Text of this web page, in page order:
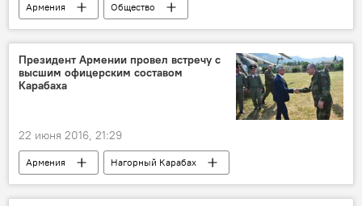
Армения Общество
Президент Армении провел встречу с
высшим офицерским составом
Карабаха
22 июня 2016, 21:29
Армения Нагорный Карабах